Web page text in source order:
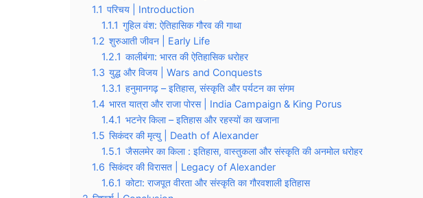
1.1 परिचय | Introduction
1.1.1 गुहिल वंश: ऐतिहासिक गौरव की गाथा
1.2 शुरुआती जीवन | Early Life
1.2.1 कालीबंगा: भारत की ऐतिहासिक धरोहर
1.3 युद्ध और विजय | Wars and Conquests
1.3.1 हनुमानगढ़ – इतिहास, संस्कृति और पर्यटन का संगम
1.4 भारत यात्रा और राजा पोरस | India Campaign & King Porus
1.4.1 भटनेर किला – इतिहास और रहस्यों का खजाना
1.5 सिकंदर की मृत्यु | Death of Alexander
1.5.1 जैसलमेर का किला : इतिहास, वास्तुकला और संस्कृति की अनमोल धरोहर
1.6 सिकंदर की विरासत | Legacy of Alexander
1.6.1 कोटा: राजपूत वीरता और संस्कृति का गौरवशाली इतिहास